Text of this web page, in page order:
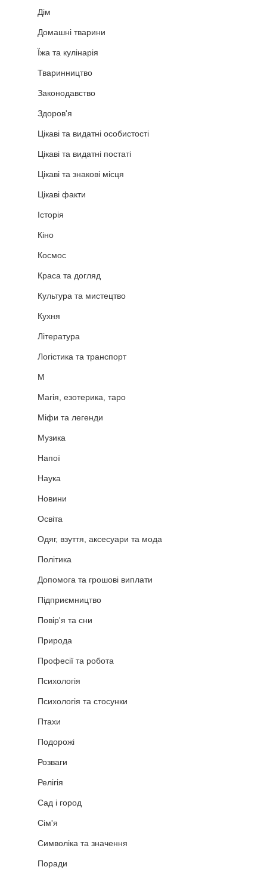
Дім
Домашні тварини
Їжа та кулінарія
Тваринництво
Законодавство
Здоров'я
Цікаві та видатні особистості
Цікаві та видатні постаті
Цікаві та знакові місця
Цікаві факти
Історія
Кіно
Космос
Краса та догляд
Культура та мистецтво
Кухня
Література
Логістика та транспорт
М
Магія, езотерика, таро
Міфи та легенди
Музика
Напої
Наука
Новини
Освіта
Одяг, взуття, аксесуари та мода
Політика
Допомога та грошові виплати
Підприємництво
Повір'я та сни
Природа
Професії та робота
Психологія
Психологія та стосунки
Птахи
Подорожі
Розваги
Релігія
Сад і город
Сім'я
Символіка та значення
Поради